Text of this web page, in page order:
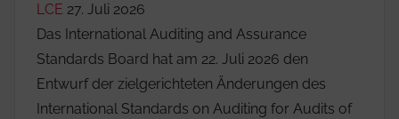
LCE 27. Juli 2026
Das International Auditing and Assurance
Standards Board hat am 22. Juli 2026 den
Entwurf der zielgerichteten Änderungen des
International Standards on Auditing for Audits of